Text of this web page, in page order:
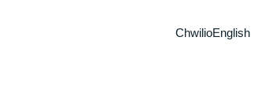
English
Chwilio